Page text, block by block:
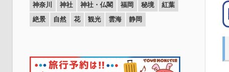
神奈川
神社 神社・仏閣 福岡 秘境
紅葉
絶景
自然 花 観光 雲海 静岡